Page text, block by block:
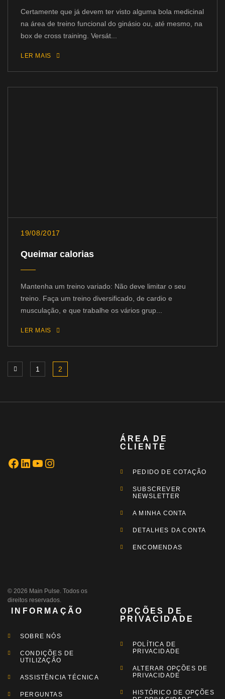
Certamente que já devem ter visto alguma bola medicinal
na área de treino funcional do ginásio ou, até mesmo, na
box de cross training. Versát...
LER MAIS
19/08/2017
Queimar calorias
Mantenha um treino variado: Não deve limitar o seu
treino. Faça um treino diversificado, de cardio e
musculação, e que trabalhe os vários grup...
LER MAIS
1 2
© 2026 Main Pulse. Todos os
direitos reservados.
ÁREA DE
CLIENTE
PEDIDO DE COTAÇÃO
SUBSCREVER
NEWSLETTER
A MINHA CONTA
DETALHES DA CONTA
ENCOMENDAS
INFORMAÇÃO
SOBRE NÓS
CONDIÇÕES DE
UTILIZAÇÃO
ASSISTÊNCIA TÉCNICA
PERGUNTAS
OPÇÕES DE
PRIVACIDADE
POLÍTICA DE
PRIVACIDADE
ALTERAR OPÇÕES DE
PRIVACIDADE
HISTÓRICO DE OPÇÕES